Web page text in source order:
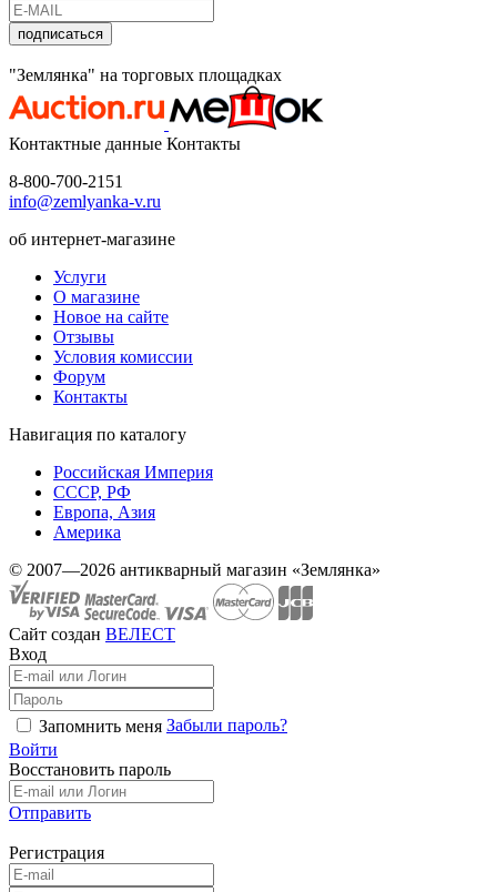
подписаться
"Землянка" на торговых площадках
Контактные данные Контакты
8-800-700-2151
info@zemlyanka-v.ru
об интернет-магазине
Услуги
О магазине
Новое на сайте
Отзывы
Условия комиссии
Форум
Контакты
Навигация по каталогу
Российская Империя
СССР, РФ
Европа, Азия
Америка
© 2007—2026 антикварный магазин «Землянка»
Сайт создан ВЕЛЕСТ
Вход
Запомнить меня Забыли пароль?
Войти
Восстановить пароль
Отправить
Регистрация